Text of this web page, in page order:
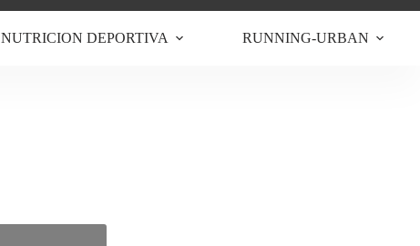
NUTRICION DEPORTIVA RUNNING-URBAN